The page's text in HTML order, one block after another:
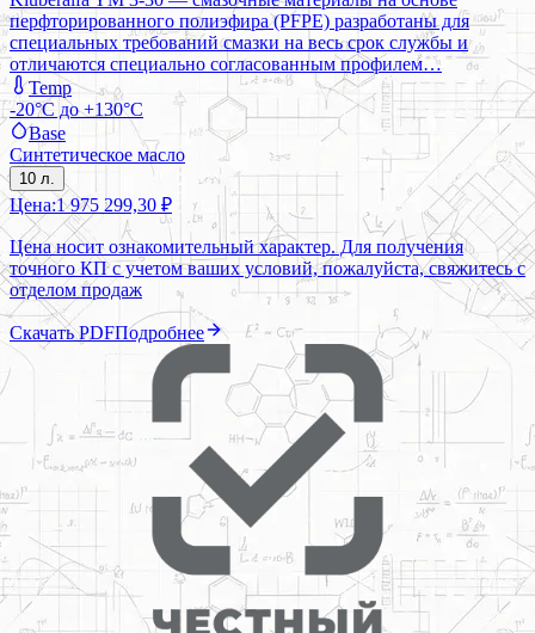
перфторированного полиэфира (PFPE) разработаны для
специальных требований смазки на весь срок службы и
отличаются специально согласованным профилем…
Temp
-20°C до +130°C
Base
Синтетическое масло
10 л.
Цена:1 975 299,30 ₽
Цена носит ознакомительный характер. Для получения
точного КП с учетом ваших условий, пожалуйста, свяжитесь с
отделом продаж
Скачать PDFПодробнее